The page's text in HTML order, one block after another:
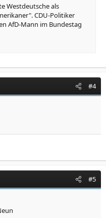
Westdeutsche als
CDU-Politiker
AfD-Mann im Bundestag
#4
#5